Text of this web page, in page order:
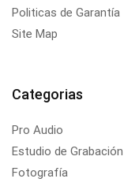
Politicas de Garantía
Site Map
Categorias
Pro Audio
Estudio de Grabación
Fotografía